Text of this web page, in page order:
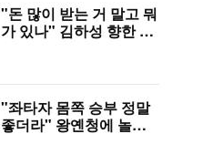
"돈 많이 받는 거 말고 뭐
가 있나" 김하성 향한 현
판
"좌타자 몸쪽 승부 정말
좋더라" 왕옌청에 놀란